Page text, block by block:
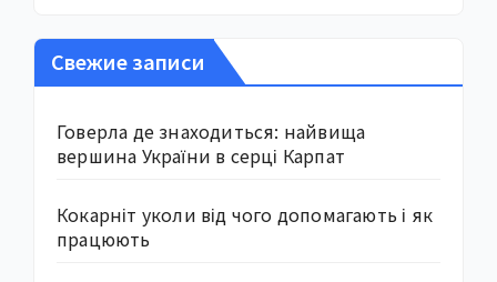
Свежие записи
Говерла де знаходиться: найвища
вершина України в серці Карпат
Кокарніт уколи від чого допомагають і як
працюють